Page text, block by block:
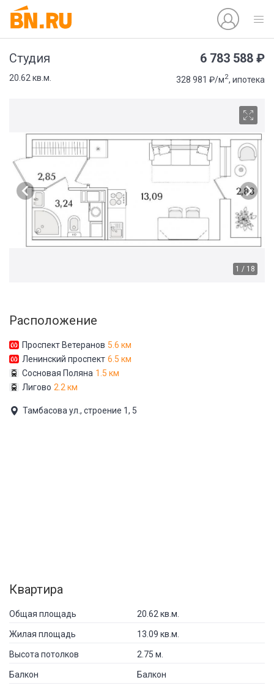
Студия 6 783 588 ₽
20.62 кв.м. 328 981 ₽/м2, ипотека
1 / 18
Расположение
Проспект Ветеранов 5.6 км
Ленинский проспект 6.5 км
Сосновая Поляна 1.5 км
Лигово 2.2 км
Тамбасова ул., строение 1, 5
Квартира
Общая площадь 20.62 кв.м.
Жилая площадь 13.09 кв.м.
Высота потолков 2.75 м.
Балкон Балкон